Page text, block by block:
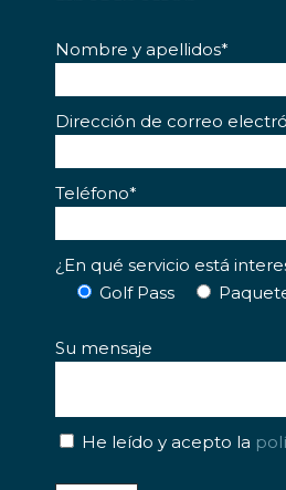
Nombre y apellidos*
Dirección de correo
Teléfono*
¿En qué servicio está
Golf Pass
Su mensaje
He leído y acepto la